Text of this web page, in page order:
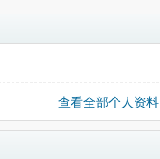
查看全部个人资料